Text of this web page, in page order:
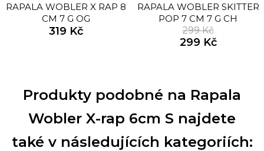
RAPALA WOBLER X RAP 8
CM 7 G OG
319 Kč
RAPALA WOBLER SKITTER
POP 7 CM 7 G CH
299 Kč
299 Kč
Produkty podobné na Rapala
Wobler X-rap 6cm S najdete
také v následujících kategoriích: